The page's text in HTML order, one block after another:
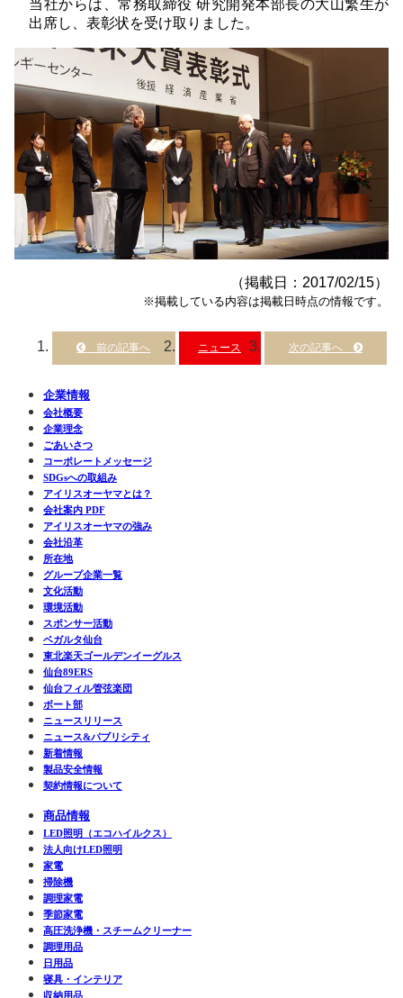
当社からは、常務取締役 研究開発本部長の大山繁生が
出席し、表彰状を受け取りました。
（掲載日：2017/02/15）
※掲載している内容は掲載日時点の情報です。
ニュース
企業情報
会社概要
企業理念
ごあいさつ
コーポレートメッセージ
SDGsへの取組み
アイリスオーヤマとは？
会社案内 PDF
アイリスオーヤマの強み
会社沿革
所在地
グループ企業一覧
文化活動
環境活動
スポンサー活動
ベガルタ仙台
東北楽天ゴールデンイーグルス
仙台89ERS
仙台フィル管弦楽団
ボート部
ニュースリリース
ニュース&パブリシティ
新着情報
製品安全情報
契約情報について
商品情報
LED照明（エコハイルクス）
法人向けLED照明
家電
掃除機
調理家電
季節家電
高圧洗浄機・スチームクリーナー
調理用品
日用品
寝具・インテリア
収納用品